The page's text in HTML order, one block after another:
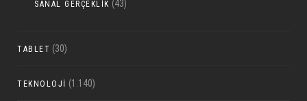
SANAL GERÇEKLIK (43)
TABLET (30)
TEKNOLOJI (1.140)